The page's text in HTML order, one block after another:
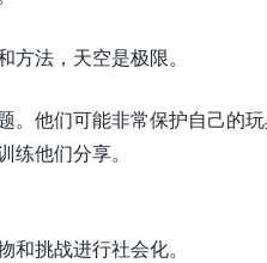
法，天空是极限。
他们可能非常保护自己的
他们分享。
挑战进行社会化。